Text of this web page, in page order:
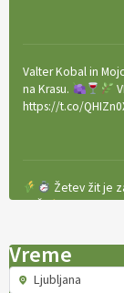
Valter Kobal in
na Krasu.
https://t.co/
Žetev žit je
VEČ
https://t.co/
[EKOloško =
Vreme
Ljubljana